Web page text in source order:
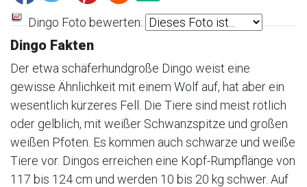
Dingo Foto bewerten:
Dingo Fakten
Der etwa schäferhundgroße Dingo weist eine
gewisse Ähnlichkeit mit einem Wolf auf, hat aber ein
wesentlich kürzeres Fell. Die Tiere sind meist rötlich
oder gelblich, mit weißer Schwanzspitze und großen
weißen Pfoten. Es kommen auch schwarze und weiße
Tiere vor. Dingos erreichen eine Kopf-Rumpflänge von
117 bis 124 cm und werden 10 bis 20 kg schwer. Auf